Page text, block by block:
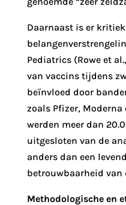
Daarnaast is er
Pediatrics (Rowe et
van vaccins tijdens
beïnvloed door
zoals Pfizer, Moderna
werden meer dan
uitgesloten van de
anders dan een
betrouwbaarheid
Methodologische en